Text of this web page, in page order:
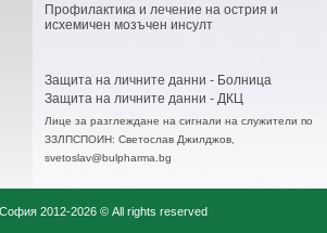
Профилактика и лечение на острия и
исхемичен мозъчен инсулт
Защита на личните данни - Болница
Защита на личните данни - ДКЦ
Лице за разглеждане на сигнали на служители по
ЗЗЛПСПОИН: Светослав Джилджов,
svetoslav@bulpharma.bg
2012-2026 © All rights reserved